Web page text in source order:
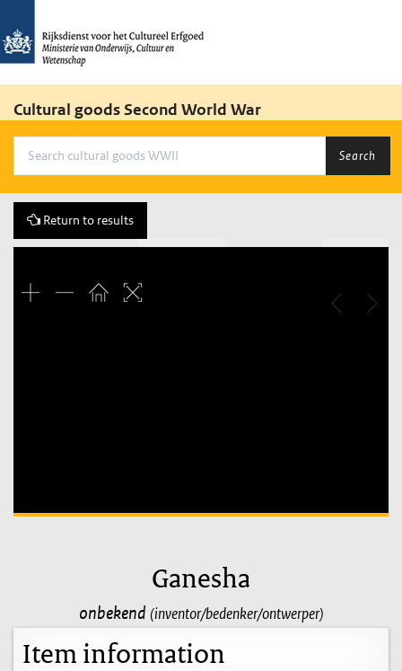
Cultural goods Second World War
Search
Return to results
Ganesha
onbekend (inventor/bedenker/ontwerper)
Item information